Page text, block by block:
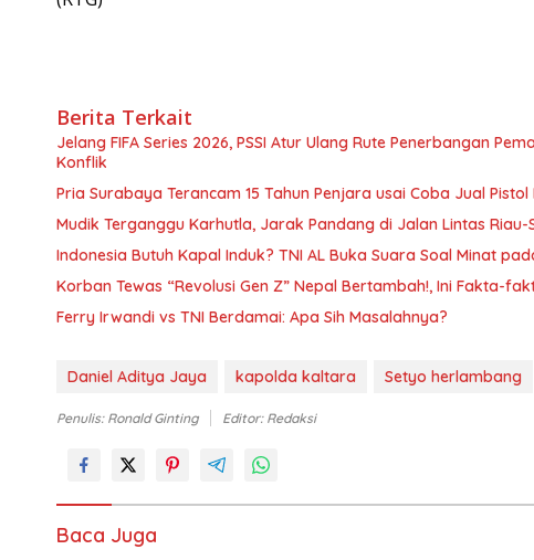
Berita Terkait
Jelang FIFA Series 2026, PSSI Atur Ulang Rute Penerbangan
Konflik
Pria Surabaya Terancam 15 Tahun Penjara usai Coba Jual
Mudik Terganggu Karhutla, Jarak Pandang di Jalan Lintas Riau-
Indonesia Butuh Kapal Induk? TNI AL Buka Suara Soal Minat
Korban Tewas “Revolusi Gen Z” Nepal Bertambah!, Ini Fakta-
Ferry Irwandi vs TNI Berdamai: Apa Sih Masalahnya?
Daniel Aditya Jaya kapolda kaltara Setyo herlambang
Penulis: Ronald Ginting Editor: Redaksi
Baca Juga